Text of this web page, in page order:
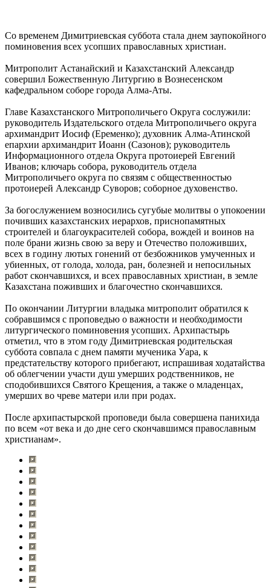
Со временем Димитриевская суббота стала днем заупокойного
поминовения всех усопших православных христиан.
Митрополит Астанайский и Казахстанский Александр
совершил Божественную Литургию в Вознесенском
кафедральном соборе города Алма-Аты.
Главе Казахстанского Митрополичьего Округа сослужили:
руководитель Издательского отдела Митрополичьего округа
архимандрит Иосиф (Еременко); духовник Алма-Атинской
епархии архимандрит Иоанн (Сазонов); руководитель
Информационного отдела Округа протоиерей Евгений
Иванов; ключарь собора, руководитель отдела
Митрополичьего округа по связям с общественностью
протоиерей Александр Суворов; соборное духовенство.
За богослужением возносились сугубые молитвы о упокоении
почивших казахстанских иерархов, приснопамятных
строителей и благоукрасителей собора, вождей и воинов на
поле брани жизнь свою за веру и Отечество положивших,
всех в годину лютых гонений от безбожников умученных и
убиенных, от голода, холода, ран, болезней и непосильных
работ скончавшихся, и всех православных христиан, в земле
Казахстана поживших и благочестно скончавшихся.
По окончании Литургии владыка митрополит обратился к
собравшимся с проповедью о важности и необходимости
литургического поминовения усопших. Архипастырь
отметил, что в этом году Димитриевская родительская
суббота совпала с днем памяти мученика Уара, к
предстательству которого прибегают, испрашивая ходатайства
об облегчении участи душ умерших родственников, не
сподобившихся Святого Крещения, а также о младенцах,
умерших во чреве матери или при родах.
После архипастырской проповеди была совершена панихида
по всем «от века и до дне сего скончавшимся православным
христианам».